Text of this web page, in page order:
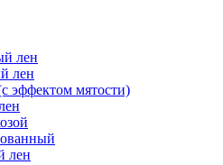
лен
лен
эффектом мятости)
лен